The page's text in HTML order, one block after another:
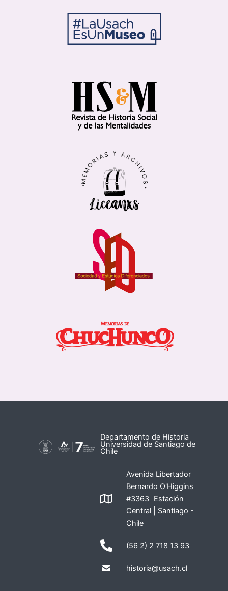
Departamento de Historia
Universidad de Santiago de
Chile
Avenida Libertador
Bernardo O'Higgins
#3363 Estación
Central | Santiago -
Chile
(56 2) 2 718 13 93
historia@usach.cl